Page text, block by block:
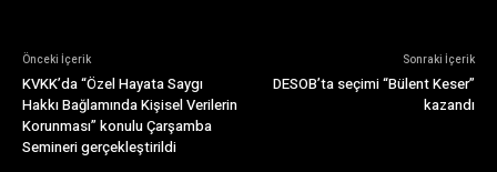
Önceki İçerik
KVKK’da “Özel Hayata Saygı
Hakkı Bağlamında Kişisel Verilerin
Korunması” konulu Çarşamba
Semineri gerçekleştirildi
Sonraki İçerik
DESOB’ta seçimi “Bülent Keser”
kazandı